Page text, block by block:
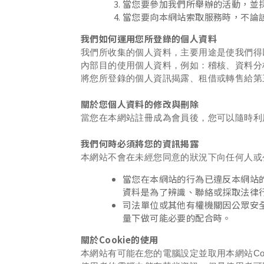
當您要參加我們所舉辦的活動，並
當您要向本網站索取服務時，不論
我們如何運用您所登錄的個人資料
我們所收集的個人資料，主要用途是使我們
內部目的使用個人資料，例如：稽核、資料
將您所登錄的個人資訊揭露、租借或轉售給
關於您個人資料的修改與刪除
當您在本網站註冊成為會員後，您可以隨時
我們何時必須將您的資訊揭露
本網站不會在未經您同意的狀況下向任何人
當您在本網站的行為已違反本網
資料是為了辨識、聯絡或採取法律
司法單位或其他有權機關因公眾安
量下做可能必要的配合時。
關於Cookie的使用
本網站有可能在您的電腦設定並取用本網站